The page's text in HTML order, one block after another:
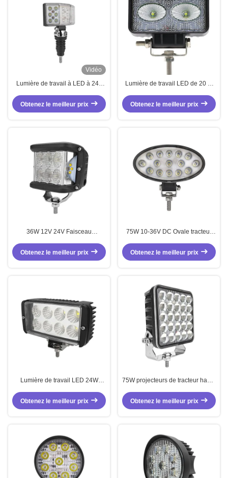
Vidéo
Lumière de travail à LED à 240
Obtenez le meilleur prix
Lumière de travail LED de 20 W
tracteur de moto
Obtenez le meilleur prix
36W 12V 24V Faisceau
Strobe latéral LED
Obtenez le meilleur prix
75W 10-36V DC Ovale tracteur
travail
Obtenez le meilleur prix
Lumière de travail LED 24W
Obtenez le meilleur prix
75W projecteurs de tracteur haute
IP67 avec boîtier en aluminium
Obtenez le meilleur prix